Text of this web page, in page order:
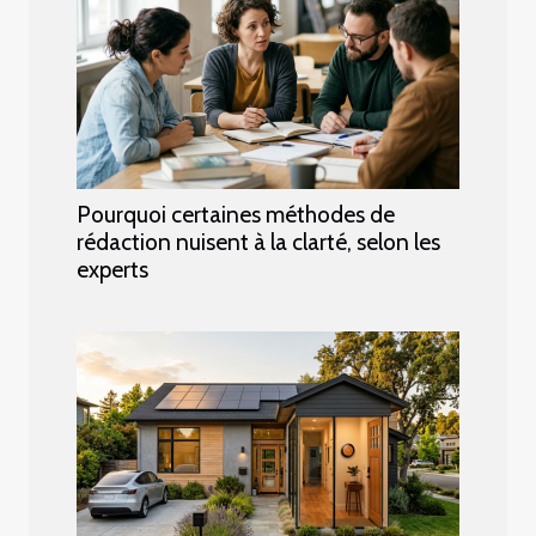
Pourquoi certaines méthodes de
rédaction nuisent à la clarté, selon les
experts